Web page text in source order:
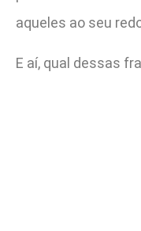
aqueles ao seu
E aí, qual dessas